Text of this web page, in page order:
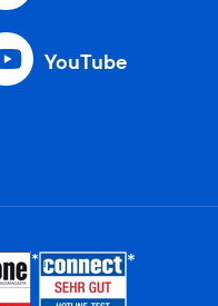
YouTube